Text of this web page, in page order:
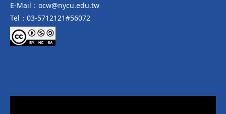
E-Mail：ocw@nycu.edu.tw
Tel：03-5712121#56072